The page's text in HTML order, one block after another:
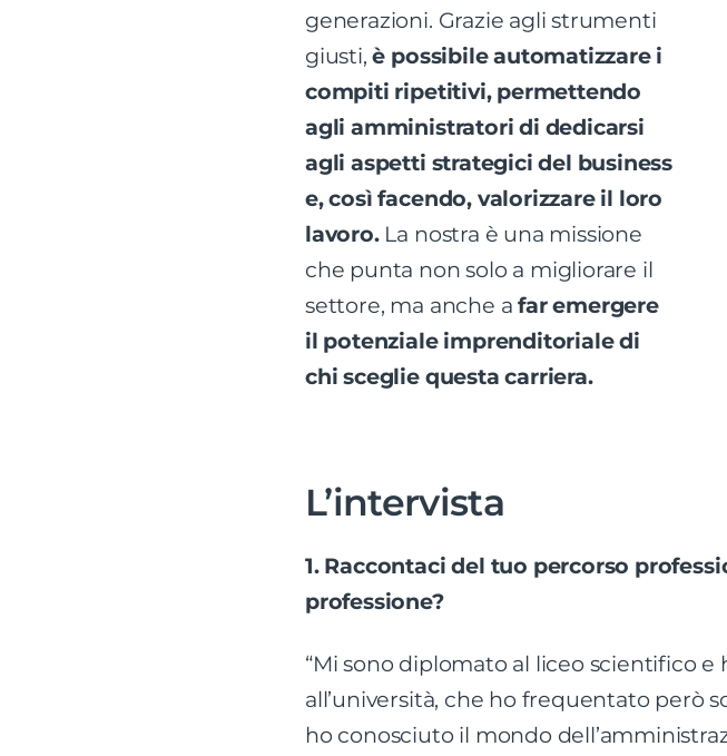
generazioni. Grazie agli strumenti
giusti, è possibile automatizzare i
compiti ripetitivi, permettendo
agli amministratori di dedicarsi
agli aspetti strategici del business
e, così facendo, valorizzare il loro
lavoro.La nostra è una missione
che punta non solo a migliorare il
settore, ma anche a far emergere
il potenziale imprenditoriale di
chi sceglie questa carriera.
L’intervista
1. Raccontaci del tuo percorso
professione?
“Mi sono diplomato al liceo scientifico
all’università, che ho frequentato però
ho conosciuto il mondo